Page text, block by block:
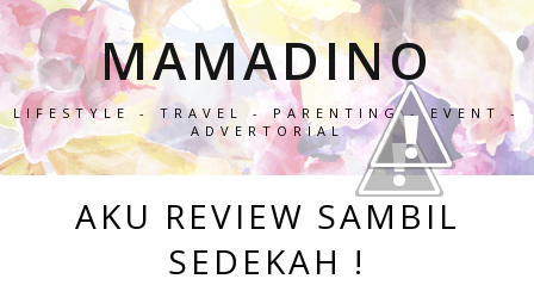
MAMADINO
LIFESTYLE - TRAVEL - PARENTING - EVENT -
ADVERTORIAL
AKU REVIEW SAMBIL
SEDEKAH !